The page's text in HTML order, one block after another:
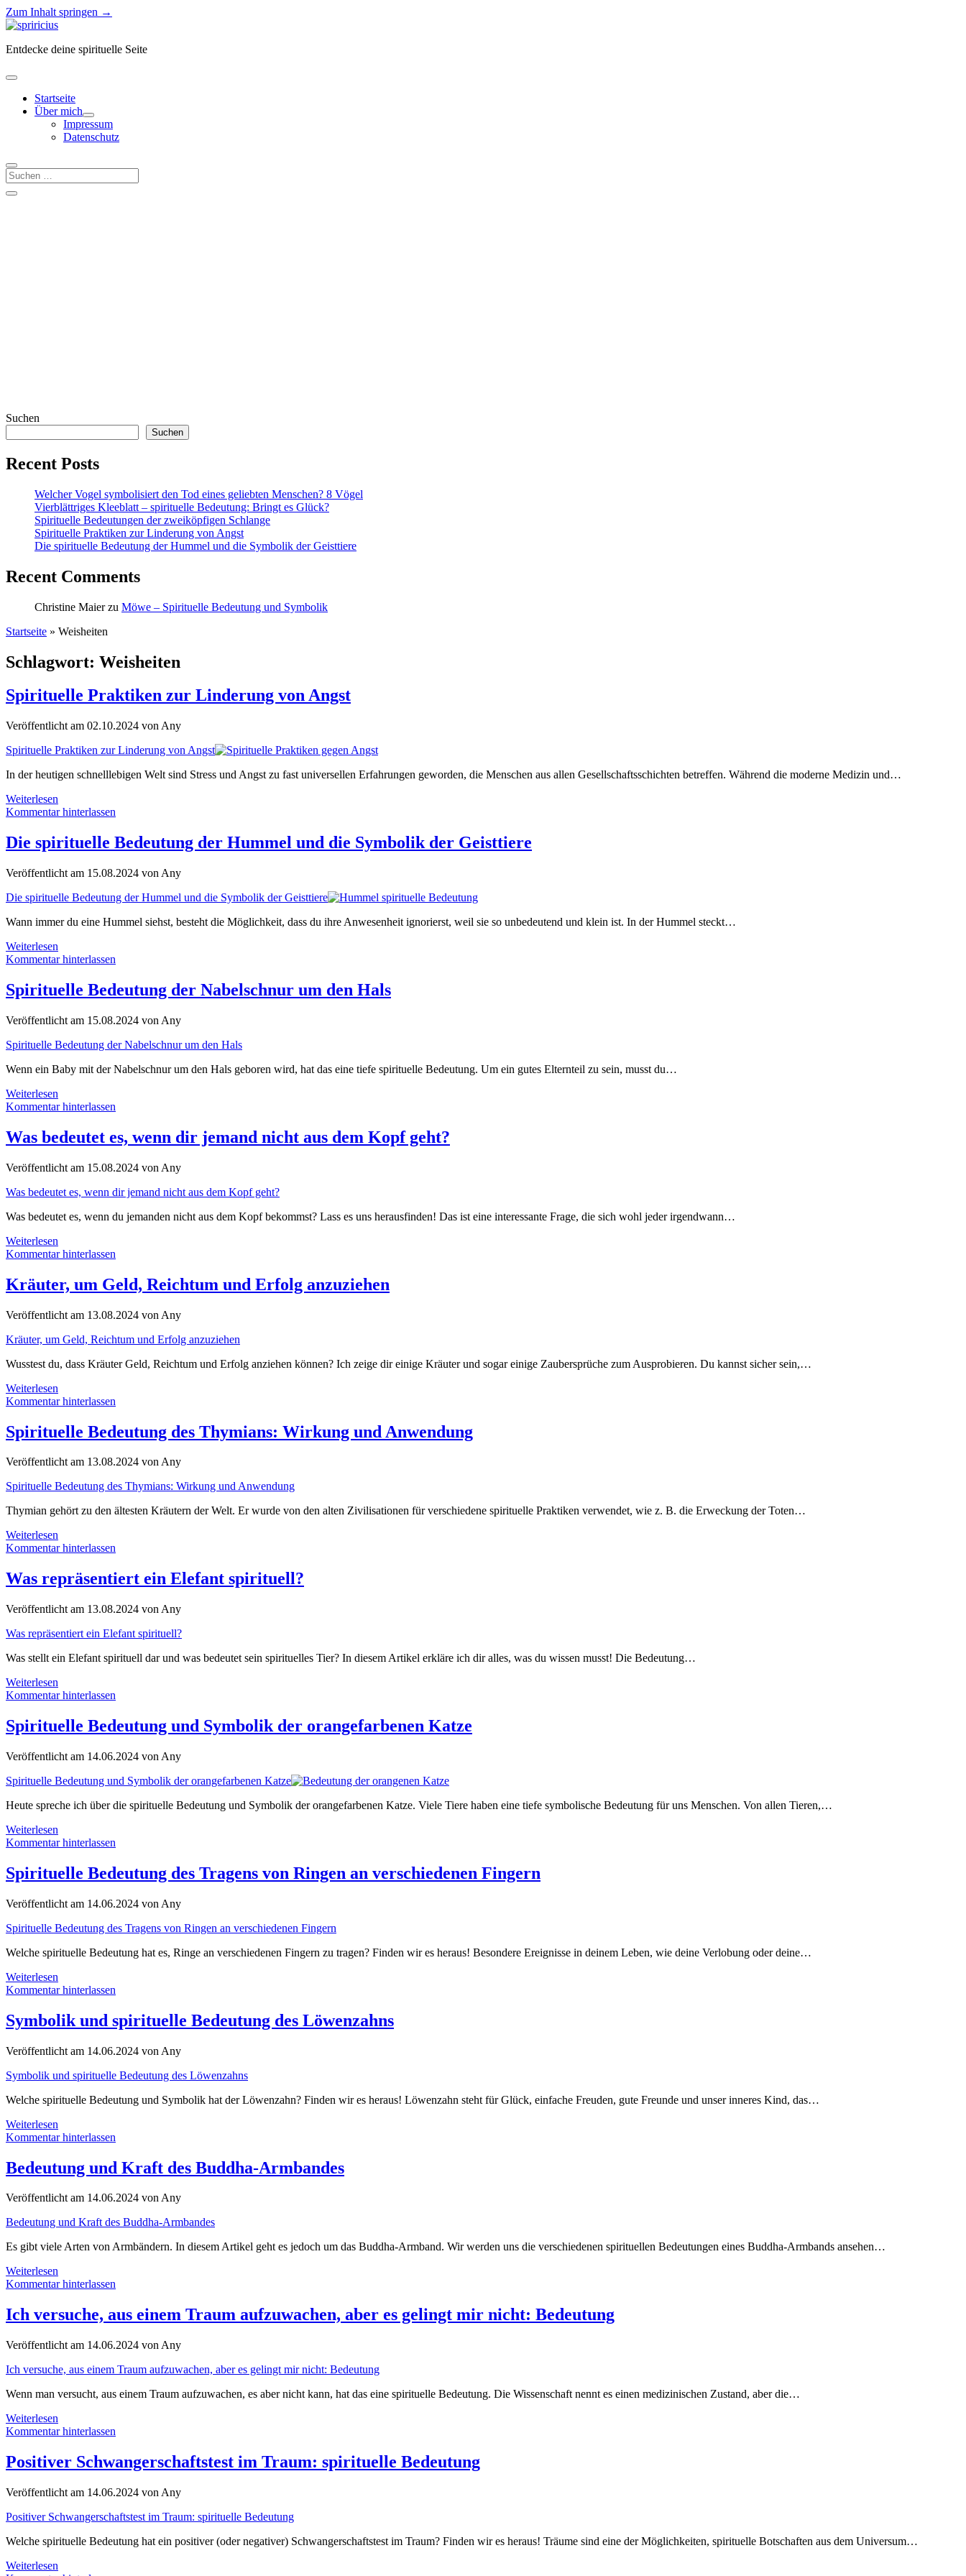
Zum Inhalt springen →
Spiricius
Entdecke deine spirituelle Seite
Menü
öffnenStartseite
Über mich
Menü
öffnen
Impressum
Datenschutz
Suchen
Seitenleiste
Seitenleiste
Suchen
Suchen
Recent Posts
Welcher Vogel symbolisiert den Tod eines geliebten Menschen? 8 Vögel
Vierblättriges Kleeblatt – spirituelle Bedeutung: Bringt es Glück?
Spirituelle Bedeutungen der zweiköpfigen Schlange
Spirituelle Praktiken zur Linderung von Angst
Die spirituelle Bedeutung der Hummel und die Symbolik der Geisttiere
Recent Comments
Christine Maierzu Möwe – Spirituelle Bedeutung und Symbolik
Startseite » Weisheiten
Schlagwort: Weisheiten
Spirituelle Praktiken zur Linderung von Angst
Veröffentlicht am 02.10.2024 von Any
Spirituelle Praktiken zur Linderung von Angst
In der heutigen schnelllebigen Welt sind Stress und Angst zu fast universellen Erfahrungen geworden, die Menschen aus allen Gesellschaftsschichten betreffen. Während die moderne Medizin und…
Weiterlesen
Praktiken
Linderung
von
Kommentar hinterlassen
Die spirituelle Bedeutung der Hummel und die Symbolik der Geisttiere
Veröffentlicht am 15.08.2024 von Any
Die spirituelle Bedeutung der Hummel und die Symbolik der Geisttiere
Wann immer du eine Hummel siehst, besteht die Möglichkeit, dass du ihre Anwesenheit ignorierst, weil sie so unbedeutend und klein ist. In der Hummel steckt…
Weiterlesen
spirituelle
der
Hummel
die
der
Kommentar hinterlassen
Spirituelle Bedeutung der Nabelschnur um den Hals
Veröffentlicht am 15.08.2024 von Any
Spirituelle Bedeutung der Nabelschnur um den Hals
Wenn ein Baby mit der Nabelschnur um den Hals geboren wird, hat das eine tiefe spirituelle Bedeutung. Um ein gutes Elternteil zu sein, musst du…
Weiterlesen
Bedeutung
Nabelschnur
um
Hals
Kommentar hinterlassen
Was bedeutet es, wenn dir jemand nicht aus dem Kopf geht?
Veröffentlicht am 15.08.2024 von Any
Was bedeutet es, wenn dir jemand nicht aus dem Kopf geht?
Was bedeutet es, wenn du jemanden nicht aus dem Kopf bekommst? Lass es uns herausfinden! Das ist eine interessante Frage, die sich wohl jeder irgendwann…
Weiterlesen
bedeutet
dir
nicht
dem
geht?
Kommentar hinterlassen
Kräuter, um Geld, Reichtum und Erfolg anzuziehen
Veröffentlicht am 13.08.2024 von Any
Kräuter, um Geld, Reichtum und Erfolg anzuziehen
Wusstest du, dass Kräuter Geld, Reichtum und Erfolg anziehen können? Ich zeige dir einige Kräuter und sogar einige Zaubersprüche zum Ausprobieren. Du kannst sicher sein,…
Weiterlesen
um
Reichtum
und
anzuziehen
Kommentar hinterlassen
Spirituelle Bedeutung des Thymians: Wirkung und Anwendung
Veröffentlicht am 13.08.2024 von Any
Spirituelle Bedeutung des Thymians: Wirkung und Anwendung
Thymian gehört zu den ältesten Kräutern der Welt. Er wurde von den alten Zivilisationen für verschiedene spirituelle Praktiken verwendet, wie z. B. die Erweckung der Toten…
Weiterlesen
Bedeutung
Thymians:
Wirkung
Anwendung
Kommentar hinterlassen
Was repräsentiert ein Elefant spirituell?
Veröffentlicht am 13.08.2024 von Any
Was repräsentiert ein Elefant spirituell?
Was stellt ein Elefant spirituell dar und was bedeutet sein spirituelles Tier? In diesem Artikel erkläre ich dir alles, was du wissen musst! Die Bedeutung…
Weiterlesen
repräsentiert
Elefant
spirituell?
Kommentar hinterlassen
Spirituelle Bedeutung und Symbolik der orangefarbenen Katze
Veröffentlicht am 14.06.2024 von Any
Spirituelle Bedeutung und Symbolik der orangefarbenen Katze
Heute spreche ich über die spirituelle Bedeutung und Symbolik der orangefarbenen Katze. Viele Tiere haben eine tiefe symbolische Bedeutung für uns Menschen. Von allen Tieren,…
Weiterlesen
Bedeutung
Symbolik
der
Katze
Kommentar hinterlassen
Spirituelle Bedeutung des Tragens von Ringen an verschiedenen Fingern
Veröffentlicht am 14.06.2024 von Any
Spirituelle Bedeutung des Tragens von Ringen an verschiedenen Fingern
Welche spirituelle Bedeutung hat es, Ringe an verschiedenen Fingern zu tragen? Finden wir es heraus! Besondere Ereignisse in deinem Leben, wie deine Verlobung oder deine…
Weiterlesen
Bedeutung
Tragens
von
an
Fingern
Kommentar hinterlassen
Symbolik und spirituelle Bedeutung des Löwenzahns
Veröffentlicht am 14.06.2024 von Any
Symbolik und spirituelle Bedeutung des Löwenzahns
Welche spirituelle Bedeutung und Symbolik hat der Löwenzahn? Finden wir es heraus! Löwenzahn steht für Glück, einfache Freuden, gute Freunde und unser inneres Kind, das…
Weiterlesen
und
Bedeutung
des
Kommentar hinterlassen
Bedeutung und Kraft des Buddha-Armbandes
Veröffentlicht am 14.06.2024 von Any
Bedeutung und Kraft des Buddha-Armbandes
Es gibt viele Arten von Armbändern. In diesem Artikel geht es jedoch um das Buddha-Armband. Wir werden uns die verschiedenen spirituellen Bedeutungen eines Buddha-Armbands ansehen…
Weiterlesen
und
des
Buddha-
Kommentar hinterlassen
Ich versuche, aus einem Traum aufzuwachen, aber es gelingt mir nicht: Bedeutung
Veröffentlicht am 14.06.2024 von Any
Ich versuche, aus einem Traum aufzuwachen, aber es gelingt mir nicht: Bedeutung
Wenn man versucht, aus einem Traum aufzuwachen, es aber nicht kann, hat das eine spirituelle Bedeutung. Die Wissenschaft nennt es einen medizinischen Zustand, aber die…
Weiterlesen
versuche,
einem
Traum
aber
gelingt
nicht:
Kommentar hinterlassen
Positiver Schwangerschaftstest im Traum: spirituelle Bedeutung
Veröffentlicht am 14.06.2024 von Any
Positiver Schwangerschaftstest im Traum: spirituelle Bedeutung
Welche spirituelle Bedeutung hat ein positiver (oder negativer) Schwangerschaftstest im Traum? Finden wir es heraus! Träume sind eine der Möglichkeiten, spirituelle Botschaften aus dem Universum…
Weiterlesen